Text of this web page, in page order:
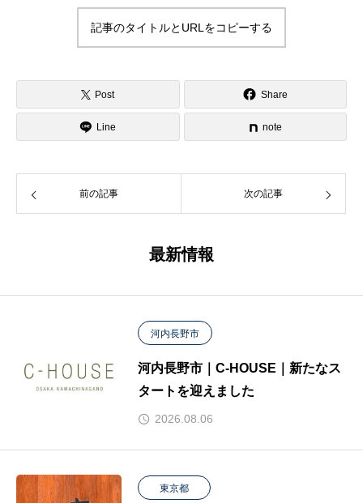
記事のタイトルとURLをコピーする
Post Share
Line note
前の記事 次の記事
最新情報
河内長野市
河内長野市｜C-HOUSE｜新たなス
タートを迎えました
2026.08.06
東京都